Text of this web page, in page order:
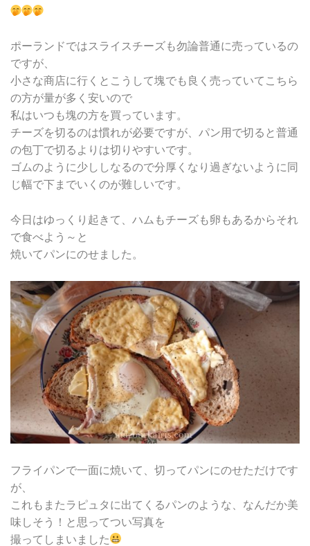
ポーランドではスライスチーズも勿論普通に売っているの
ですが、
小さな商店に行くとこうして塊でも良く売っていてこちら
の方が量が多く安いので
私はいつも塊の方を買っています。
チーズを切るのは慣れが必要ですが、パン用で切ると普通
の包丁で切るよりは切りやすいです。
ゴムのように少ししなるので分厚くなり過ぎないように同
じ幅で下までいくのが難しいです。
今日はゆっくり起きて、ハムもチーズも卵もあるからそれ
で食べよう～と
焼いてパンにのせました。
フライパンで一面に焼いて、切ってパンにのせただけです
が、
これもまたラピュタに出てくるパンのような、なんだか美
味しそう！と思ってつい写真を
撮ってしまいました